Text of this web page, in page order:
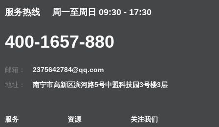
服务热线 周一至周日 09:30 - 17:30
400-1657-880
邮箱：
2375642784@qq.com
地址：
南宁市高新区滨河路5号中盟科技园3号楼3层
服务 资源 关注我们